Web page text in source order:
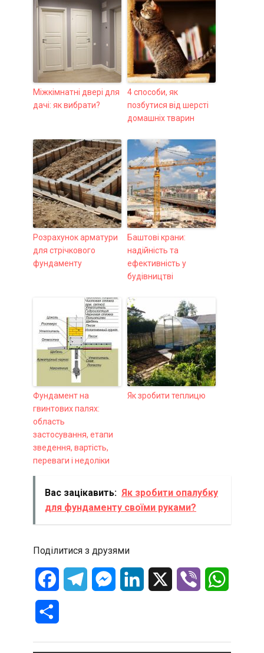
Міжкімнатні двері для
дачі: як вибрати?
4 способи, як
позбутися від шерсті
домашніх тварин
Розрахунок арматури
для стрічкового
фундаменту
Баштові крани:
надійність та
ефективність у
будівництві
Фундамент на
гвинтових палях:
область
застосування, етапи
зведення, вартість,
переваги і недоліки
Як зробити теплицю
Вас зацікавить: Як зробити опалубку
для фундаменту своїми руками?
Поділитися з друзями
FacebookTelegramMessenger
LinkedIn Viber